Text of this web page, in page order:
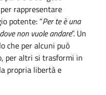
rappresentare
potente: “Per te è una
non vuole andare”. Un
che per alcuni può
per altri si trasformi in
propria libertà e